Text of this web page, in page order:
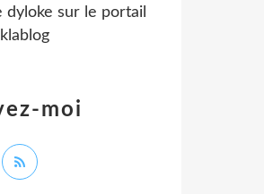
moi
dyloke sur le portail